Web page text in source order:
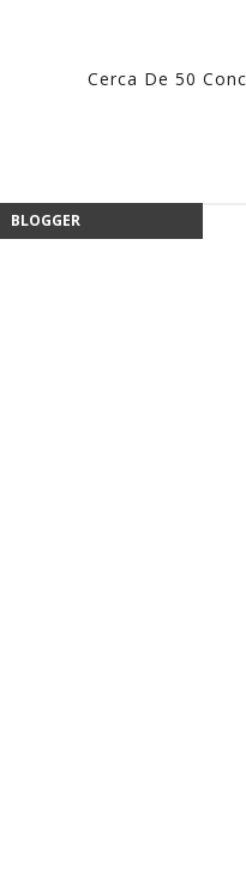
Cerca De 50
BLOGGER